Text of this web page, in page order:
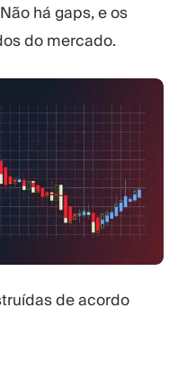
há gaps, e os
do mercado.
de acordo